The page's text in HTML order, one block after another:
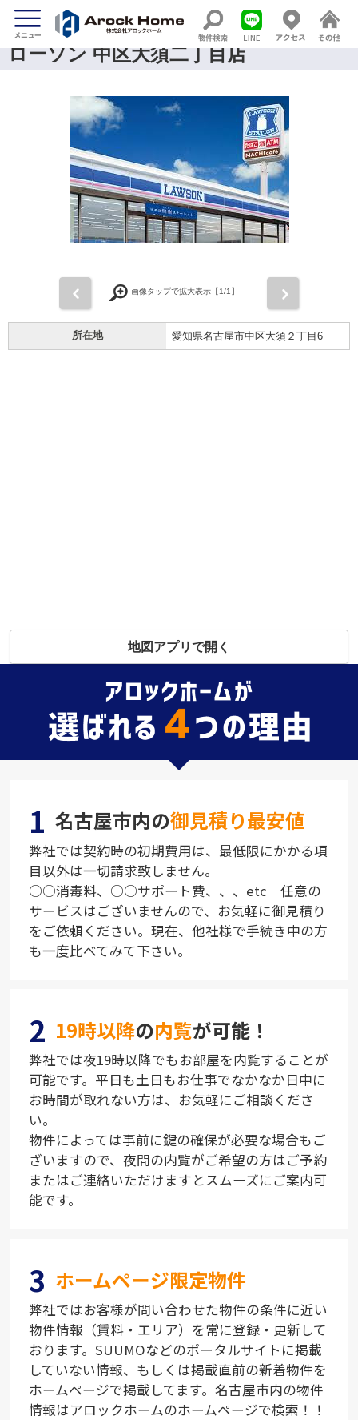
ローソン 中区大須二丁目店
画像タップで拡大表示【1/1】
所在地 愛知県名古屋市中区大須２丁目6
地図アプリで開く
1 名古屋市内の御見積り最安値
弊社では契約時の初期費用は、最低限にかかる項
目以外は一切請求致しません。
○○消毒料、○○サポート費、、、etc 任意の
サービスはございませんので、お気軽に御見積り
をご依頼ください。現在、他社様で手続き中の方
も一度比べてみて下さい。
2 19時以降の内覧が可能！
弊社では夜19時以降でもお部屋を内覧することが
可能です。平日も土日もお仕事でなかなか日中に
お時間が取れない方は、お気軽にご相談くださ
い。
物件によっては事前に鍵の確保が必要な場合もご
ざいますので、夜間の内覧がご希望の方はご予約
またはご連絡いただけますとスムーズにご案内可
能です。
3 ホームページ限定物件
弊社ではお客様が問い合わせた物件の条件に近い
物件情報（賃料・エリア）を常に登録・更新して
おります。SUUMOなどのポータルサイトに掲載
していない情報、もしくは掲載直前の新着物件を
ホームページで掲載してます。名古屋市内の物件
情報はアロックホームのホームページで検索！！